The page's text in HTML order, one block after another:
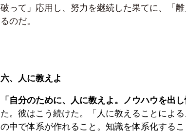
破って」応用し、努力を継続した果てに、「
るのだ。
六、人に教えよ
「自分のために、人に教えよ。ノウハウを出し
た。彼はこう続けた。「人に教えることによ
の中で体系が作れること。知識を体系化する